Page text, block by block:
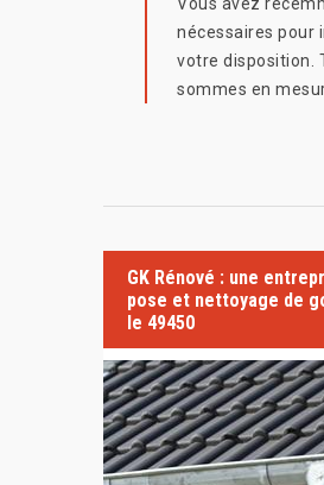
Vous avez
nécessaires pour
votre disposition.
sommes en
GK Rénové : une
pose et nettoyage de
le 49450